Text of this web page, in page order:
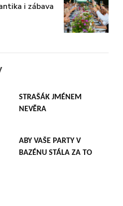
i zábava
STRAŠÁK JMÉNEM
NEVĚRA
ABY VAŠE PARTY V
BAZÉNU STÁLA ZA TO